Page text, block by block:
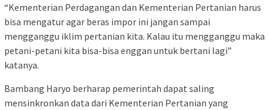
“Kementerian Perdagangan dan Kementerian Pertanian harus
bisa mengatur agar beras impor ini jangan sampai
mengganggu iklim pertanian kita. Kalau itu mengganggu maka
petani-petani kita bisa-bisa enggan untuk bertani lagi”
katanya.
Bambang Haryo berharap pemerintah dapat saling
mensinkronkan data dari Kementerian Pertanian yang